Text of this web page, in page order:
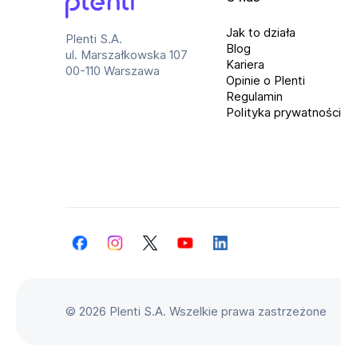
Komunikacja: Przewodowa
Baterie w zestawie: Nie
Przeznaczenie: PC, Xbox One, Xbox
Plenti S.A.
ul. Marszałkowska 107
00-110 Warszawa
Jak to działa
Blog
Kariera
Opinie o Plenti
Regulamin
Polityka prywatności
FacebookInstagramTwitterYouTubeLinkedIn
© 2026 Plenti S.A. Wszelkie prawa zastrzeżone